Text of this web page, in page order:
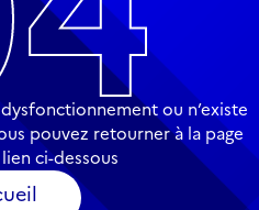
ou n’existe
pouvez retourner à la page
ci-dessous